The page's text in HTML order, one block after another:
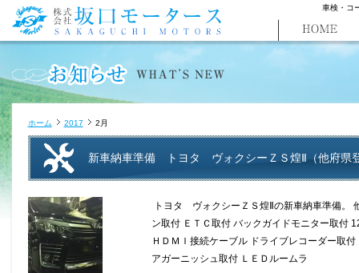
車検・コ
ホーム 2017 2月
新車納車準備 トヨタ ヴォクシーＺＳ煌Ⅱ（他府県
トヨタ ヴォクシーＺＳ煌Ⅱの新車納車準備。
ン取付 ＥＴＣ取付 バックガイドモニター取付
ＨＤＭＩ接続ケーブル ドライブレコーダー取
アガーニッシュ取付 ＬＥＤルームラ